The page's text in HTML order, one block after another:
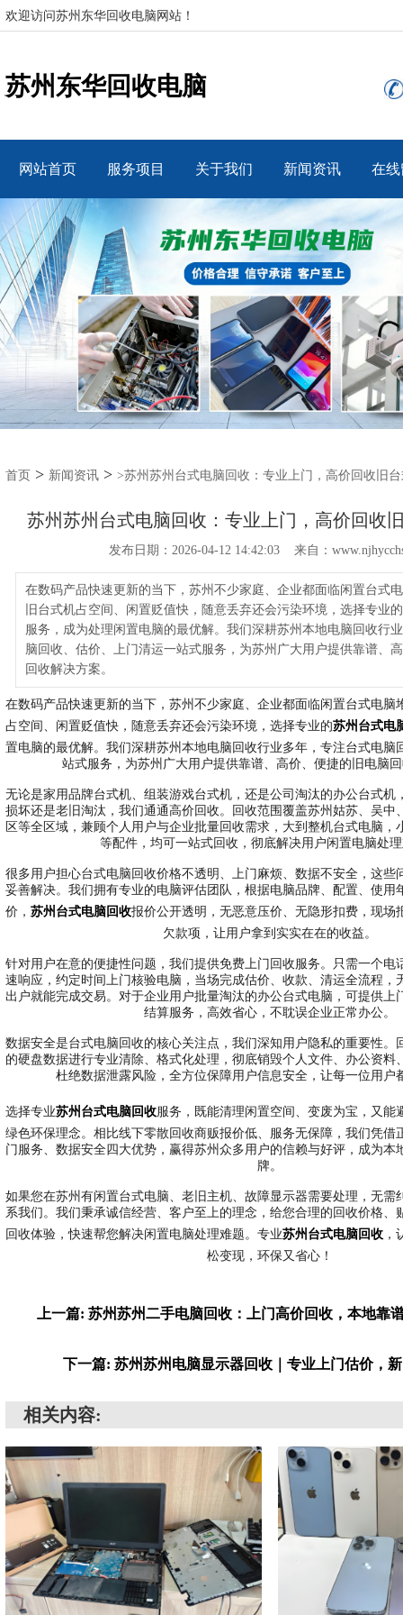
欢迎访问苏州东华回收电脑网站！
苏州东华回收电脑
网站首页 服务项目 关于我们 新闻资讯 在
首页 > 新闻资讯 > >苏州苏州台式电脑回收：专业上门，高价回收旧
苏州苏州台式电脑回收：专业上门，高价回收
发布日期：2026-04-12 14:42:03 来自：
在数码产品快速更新的当下，苏州不少家庭、企业都面临闲置台式
旧台式机占空间、闲置贬值快，随意丢弃还会污染环境，选择专业
服务，成为处理闲置电脑的最优解。我们深耕苏州本地电脑回收行
脑回收、估价、上门清运一站式服务，为苏州广大用户提供靠谱、
回收解决方案。
在数码产品快速更新的当下，苏州不少家庭、企业都面临闲置台式电脑
占空间、闲置贬值快，随意丢弃还会污染环境，选择专业的苏州台式电
置电脑的最优解。我们深耕苏州本地电脑回收行业多年，专注台式电脑
站式服务，为苏州广大用户提供靠谱、高价、便捷的旧电脑
无论是家用品牌台式机、组装游戏台式机，还是公司淘汰的办公台式机
损坏还是老旧淘汰，我们通通高价回收。回收范围覆盖苏州姑苏、吴中
区等全区域，兼顾个人用户与企业批量回收需求，大到整机台式电脑，
等配件，均可一站式回收，彻底解决用户闲置电脑处
很多用户担心台式电脑回收价格不透明、上门麻烦、数据不安全，这些
妥善解决。我们拥有专业的电脑评估团队，根据电脑品牌、配置、使用
价， 苏州台式电脑回收报价公开透明，无恶意压价、无隐形扣费，现场
欠款项，让用户拿到实实在在的收益。
针对用户在意的便捷性问题，我们提供免费上门回收服务。只需一个电
速响应，约定时间上门核验电脑，当场完成估价、收款、清运全流程，
出户就能完成交易。对于企业用户批量淘汰的办公台式电脑，可提供上
结算服务，高效省心，不耽误企业正常办公。
数据安全是台式电脑回收的核心关注点，我们深知用户隐私的重要性。
的硬盘数据进行专业清除、格式化处理，彻底销毁个人文件、办公资料
杜绝数据泄露风险，全方位保障用户信息安全，让每一位用户
选择专业苏州台式电脑回收服务，既能清理闲置空间、变废为宝，又能
绿色环保理念。相比线下零散回收商贩报价低、服务无保障，我们凭借
门服务、数据安全四大优势，赢得苏州众多用户的信赖与好评，成为本
牌。
如果您在苏州有闲置台式电脑、老旧主机、故障显示器需要处理，无需
系我们。我们秉承诚信经营、客户至上的理念，给您合理的回收价格、
回收体验，快速帮您解决闲置电脑处理难题。专业苏州台式电脑回收 ，
松变现，环保又省心！
上一篇: 苏州苏州二手电脑回收：上门高价回收，本地靠
下一篇: 苏州苏州电脑显示器回收｜专业上门估价，
相关内容: